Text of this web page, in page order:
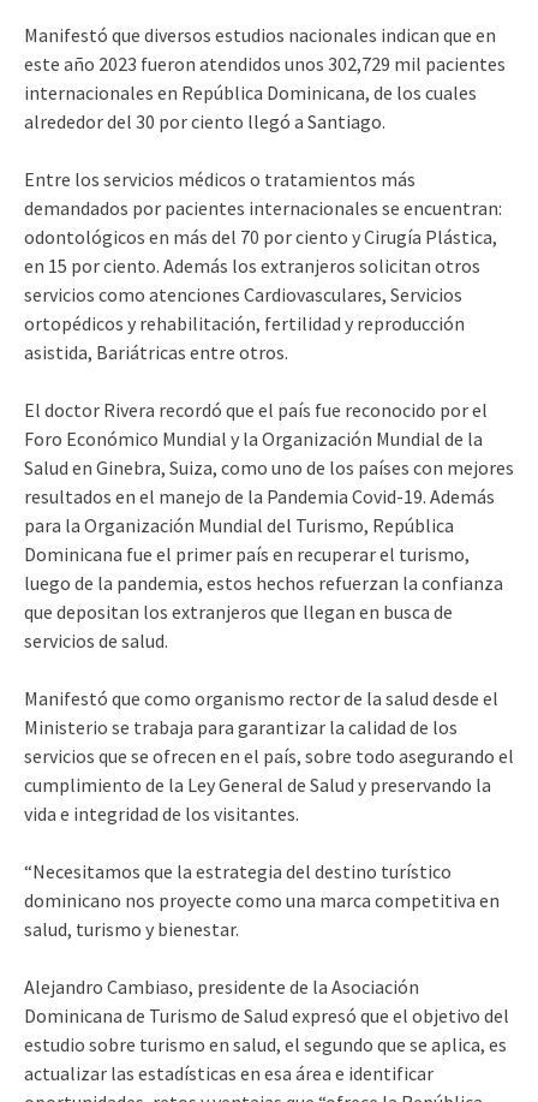
Manifestó que diversos estudios nacionales indican que en
este año 2023 fueron atendidos unos 302,729 mil pacientes
internacionales en República Dominicana, de los cuales
alrededor del 30 por ciento llegó a Santiago.
Entre los servicios médicos o tratamientos más
demandados por pacientes internacionales se encuentran:
odontológicos en más del 70 por ciento y Cirugía Plástica,
en 15 por ciento. Además los extranjeros solicitan otros
servicios como atenciones Cardiovasculares, Servicios
ortopédicos y rehabilitación, fertilidad y reproducción
asistida, Bariátricas entre otros.
El doctor Rivera recordó que el país fue reconocido por el
Foro Económico Mundial y la Organización Mundial de la
Salud en Ginebra, Suiza, como uno de los países con mejores
resultados en el manejo de la Pandemia Covid-19. Además
para la Organización Mundial del Turismo, República
Dominicana fue el primer país en recuperar el turismo,
luego de la pandemia, estos hechos refuerzan la confianza
que depositan los extranjeros que llegan en busca de
servicios de salud.
Manifestó que como organismo rector de la salud desde el
Ministerio se trabaja para garantizar la calidad de los
servicios que se ofrecen en el país, sobre todo asegurando el
cumplimiento de la Ley General de Salud y preservando la
vida e integridad de los visitantes.
“Necesitamos que la estrategia del destino turístico
dominicano nos proyecte como una marca competitiva en
salud, turismo y bienestar.
Alejandro Cambiaso, presidente de la Asociación
Dominicana de Turismo de Salud expresó que el objetivo del
estudio sobre turismo en salud, el segundo que se aplica, es
actualizar las estadísticas en esa área e identificar